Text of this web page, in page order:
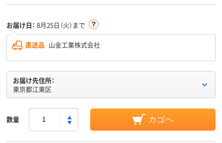
お届け日： 8月25日（火）まで
直送品 山金工業株式会社
お届け先住所：
東京都江東区
数量 カゴへ